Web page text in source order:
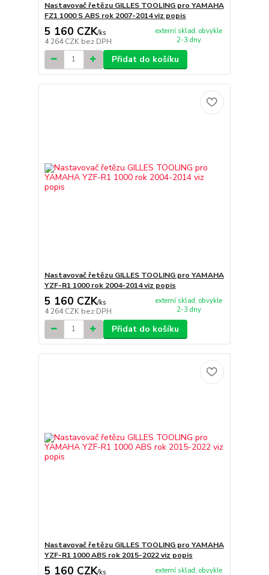
Nastavovač řetězu GILLES TOOLING pro YAMAHA
FZ1 1000 S ABS rok 2007-2014 viz popis
5 160 CZK/ks
4 264 CZK bez DPH
externí sklad, obvykle
2-3 dny
Přidat do košíku
Nastavovač řetězu GILLES TOOLING pro YAMAHA
YZF-R1 1000 rok 2004-2014 viz popis
5 160 CZK/ks
4 264 CZK bez DPH
externí sklad, obvykle
2-3 dny
Přidat do košíku
Nastavovač řetězu GILLES TOOLING pro YAMAHA
YZF-R1 1000 ABS rok 2015-2022 viz popis
5 160 CZK/ks
externí sklad, obvykle